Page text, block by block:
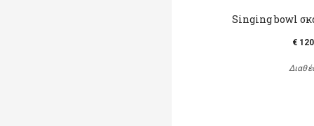
Singing bowl
€